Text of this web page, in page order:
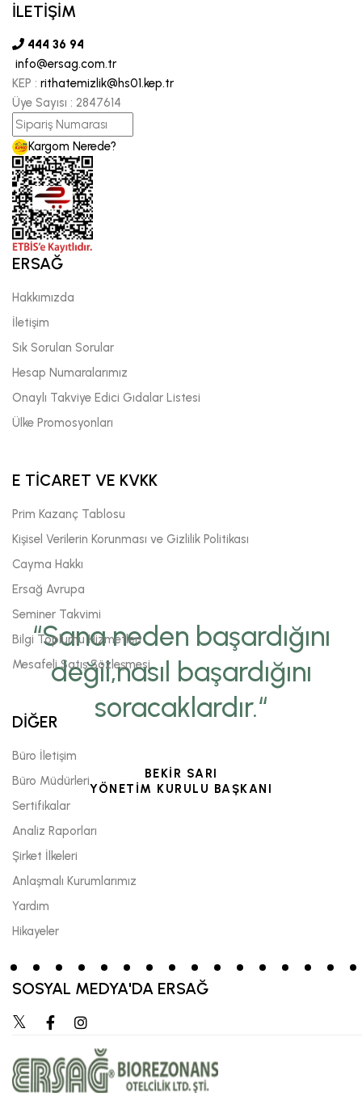
“Sana neden başardığını
değil,nasıl başardığını
soracaklardır.“
BEKİR SARI
YÖNETİM KURULU BAŞKANI
İLETİŞİM
444 36 94
info@ersag.com.tr
KEP : rithatemizlik@hs01.kep.tr
Üye Sayısı : 2847614
Kargom Nerede?
ERSAĞ
Hakkımızda
İletişim
Sık Sorulan Sorular
Hesap Numaralarımız
Onaylı Takviye Edici Gıdalar Listesi
Ülke Promosyonları
E TİCARET VE KVKK
Prim Kazanç Tablosu
Kişisel Verilerin Korunması ve Gizlilik Politikası
Cayma Hakkı
Ersağ Avrupa
Seminer Takvimi
Bilgi Toplumu Hizmetleri
Mesafeli Satış Sözleşmesi
DİĞER
Büro İletişim
Büro Müdürleri
Sertifikalar
Analiz Raporları
Şirket İlkeleri
Anlaşmalı Kurumlarımız
Yardım
Hikayeler
SOSYAL MEDYA'DA ERSAĞ